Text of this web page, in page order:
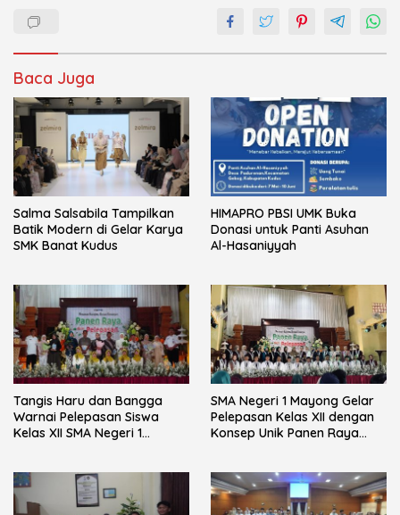
Baca Juga
Salma Salsabila Tampilkan
Batik Modern di Gelar Karya
SMK Banat Kudus
HIMAPRO PBSI UMK Buka
Donasi untuk Panti Asuhan
Al-Hasaniyyah
Tangis Haru dan Bangga
Warnai Pelepasan Siswa
Kelas XII SMA Negeri 1
SMA Negeri 1 Mayong Gelar
Pelepasan Kelas XII dengan
Konsep Unik Panen Raya